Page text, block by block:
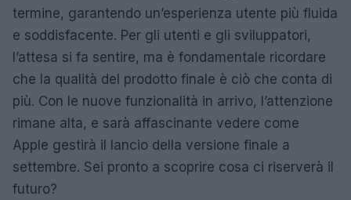
termine, garantendo un’esperienza utente più fluida
e soddisfacente. Per gli utenti e gli sviluppatori,
l’attesa si fa sentire, ma è fondamentale ricordare
che la qualità del prodotto finale è ciò che conta di
più. Con le nuove funzionalità in arrivo, l’attenzione
rimane alta, e sarà affascinante vedere come
Apple gestirà il lancio della versione finale a
settembre. Sei pronto a scoprire cosa ci riserverà il
futuro?